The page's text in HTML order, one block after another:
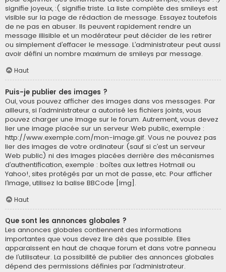
signifie joyeux, :( signifie triste. La liste complète des smileys est
visible sur la page de rédaction de message. Essayez toutefois
de ne pas en abuser. Ils peuvent rapidement rendre un
message illisible et un modérateur peut décider de les retirer
ou simplement d’effacer le message. L’administrateur peut aussi
avoir défini un nombre maximum de smileys par message.
Haut
Puis-je publier des images ?
Oui, vous pouvez afficher des images dans vos messages. Par
ailleurs, si l’administrateur a autorisé les fichiers joints, vous
pouvez charger une image sur le forum. Autrement, vous devez
lier une image placée sur un serveur Web public, exemple :
http://www.exemple.com/mon-image.gif. Vous ne pouvez pas
lier des images de votre ordinateur (sauf si c’est un serveur
Web public) ni des images placées derrière des mécanismes
d’authentification, exemple : boîtes aux lettres Hotmail ou
Yahoo!, sites protégés par un mot de passe, etc. Pour afficher
l’image, utilisez la balise BBCode [img].
Haut
Que sont les annonces globales ?
Les annonces globales contiennent des informations
importantes que vous devez lire dès que possible. Elles
apparaissent en haut de chaque forum et dans votre panneau
de l’utilisateur. La possibilité de publier des annonces globales
dépend des permissions définies par l’administrateur.